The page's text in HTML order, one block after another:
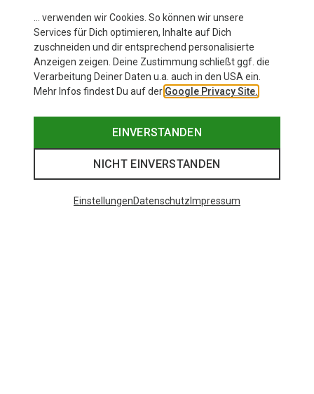
… verwenden wir Cookies. So können wir unsere
Services für Dich optimieren, Inhalte auf Dich
zuschneiden und dir entsprechend personalisierte
Anzeigen zeigen. Deine Zustimmung schließt ggf. die
Verarbeitung Deiner Daten u.a. auch in den USA ein.
Mehr Infos findest Du auf der Google Privacy Site.
EINVERSTANDEN
NICHT EINVERSTANDEN
EinstellungenDatenschutz Impressum